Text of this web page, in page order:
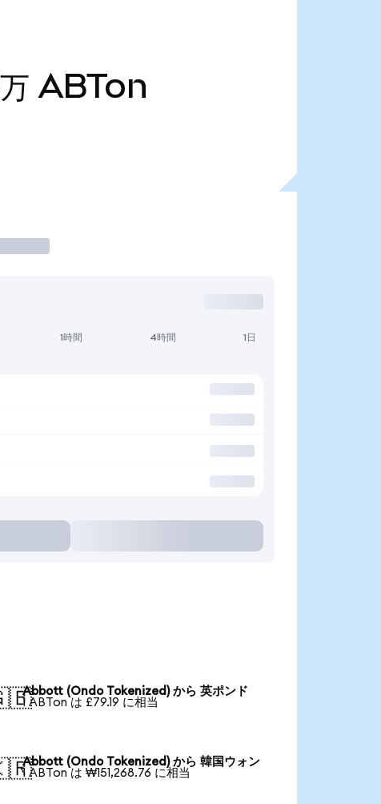
ABTon
1時間 4時間 1日
Abbott (Ondo Tokenized) から 英ポンド
1 ABTon は £79.19 に相当
Abbott (Ondo Tokenized) から 韓国ウォン
1 ABTon は ₩151,268.76 に相当